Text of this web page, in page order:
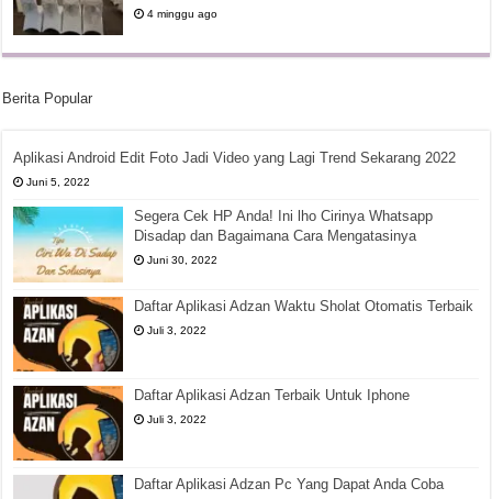
4 minggu ago
Berita Popular
Aplikasi Android Edit Foto Jadi Video yang Lagi Trend Sekarang 2022
Juni 5, 2022
Segera Cek HP Anda! Ini lho Cirinya Whatsapp
Disadap dan Bagaimana Cara Mengatasinya
Juni 30, 2022
Daftar Aplikasi Adzan Waktu Sholat Otomatis Terbaik
Juli 3, 2022
Daftar Aplikasi Adzan Terbaik Untuk Iphone
Juli 3, 2022
Daftar Aplikasi Adzan Pc Yang Dapat Anda Coba